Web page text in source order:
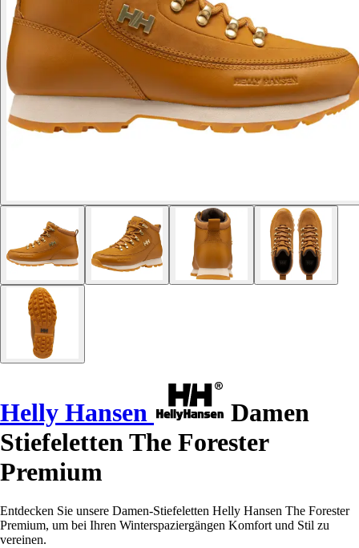
Helly Hansen
Damen
Stiefeletten The Forester
Premium
Entdecken Sie unsere Damen-Stiefeletten Helly Hansen The Forester
Premium, um bei Ihren Winterspaziergängen Komfort und Stil zu
vereinen.